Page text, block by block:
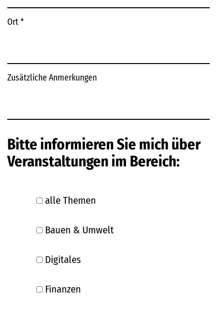
Ort*
Zusätzliche Anmerkungen
Bitte informieren Sie mich über
Veranstaltungen im Bereich:
alle Themen
Bauen & Umwelt
Digitales
Finanzen